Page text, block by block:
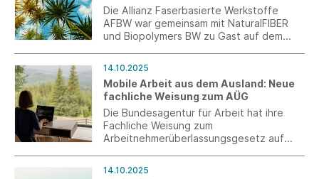
Die Allianz Faserbasierte Werkstoffe
AFBW war gemeinsam mit NaturalFIBER
und Biopolymers BW zu Gast auf dem
Hohenheim.
14.10.2025
Mobile Arbeit aus dem Ausland: Neue
fachliche Weisung zum AÜG
Die Bundesagentur für Arbeit hat ihre
Fachliche Weisung zum
Arbeitnehmerüberlassungsgesetz auf
14.10.2025